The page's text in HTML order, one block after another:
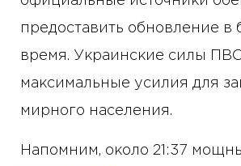
предоставить обновление
время. Украинские силы
максимальные усилия для
мирного населения.
Напомним, около 21:37